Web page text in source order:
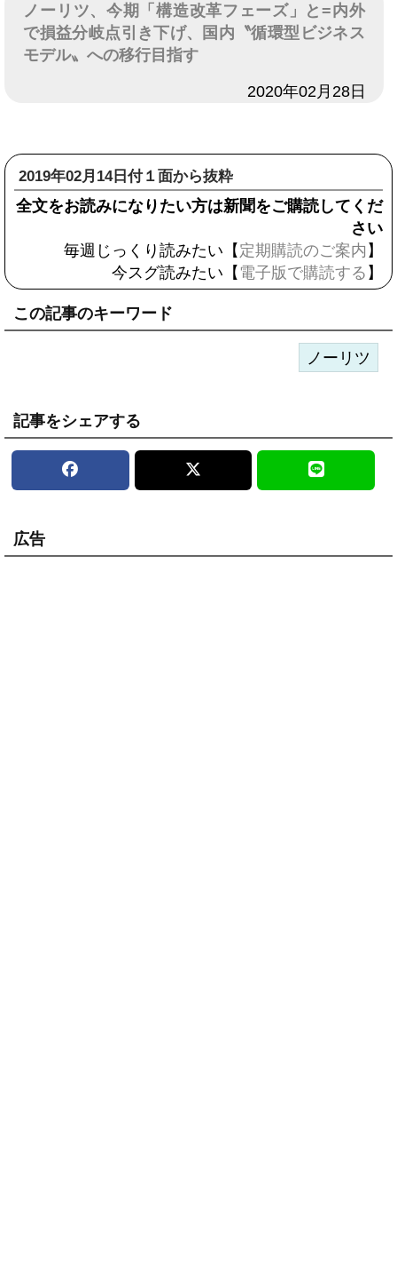
ノーリツ、今期「構造改革フェーズ」と=内外
で損益分岐点引き下げ、国内〝循環型ビジネス
モデル〟への移行目指す
2020年02月28日
2019年02月14日付１面から抜粋
全文をお読みになりたい方は新聞をご購読してくだ
さい
毎週じっくり読みたい【 定期購読のご案内 】
今スグ読みたい【 電子版で購読する 】
この記事のキーワード
ノーリツ
記事をシェアする
広告